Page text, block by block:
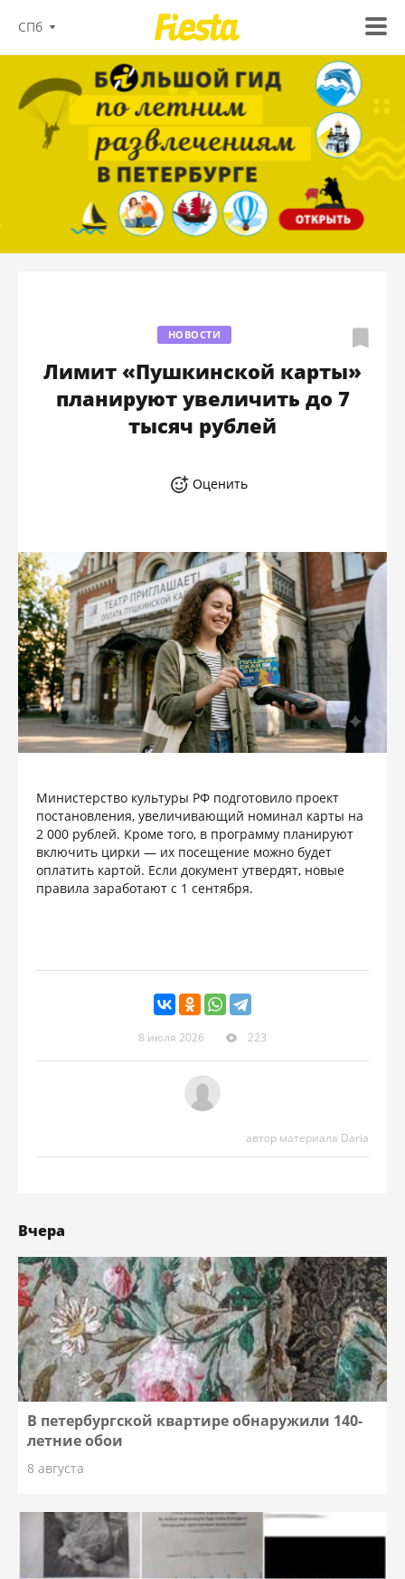
СПб
НОВОСТИ
Лимит «Пушкинской карты»
планируют увеличить до 7
тысяч рублей
Оценить
Министерство культуры РФ подготовило проект
постановления, увеличивающий номинал карты на
2 000 рублей. Кроме того, в программу планируют
включить цирки — их посещение можно будет
оплатить картой. Если документ утвердят, новые
правила заработают с 1 сентября.
8 июля 2026 223
автор материала Daria
Вчера
В петербургской квартире обнаружили 140-
летние обои
8 августа